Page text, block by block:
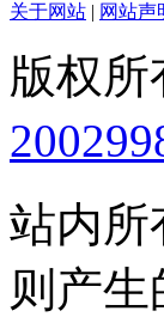
关于网站 | 网站声
版权所
站内所
则产